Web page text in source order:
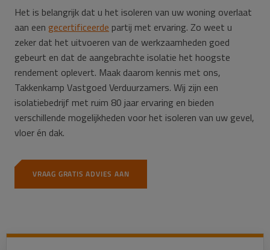
Het is belangrijk dat u het isoleren van uw woning overlaat
aan een gecertificeerde partij met ervaring. Zo weet u
zeker dat het uitvoeren van de werkzaamheden goed
gebeurt en dat de aangebrachte isolatie het hoogste
rendement oplevert. Maak daarom kennis met ons,
Takkenkamp Vastgoed Verduurzamers. Wij zijn een
isolatiebedrijf met ruim 80 jaar ervaring en bieden
verschillende mogelijkheden voor het isoleren van uw gevel,
vloer én dak.
VRAAG GRATIS ADVIES AAN